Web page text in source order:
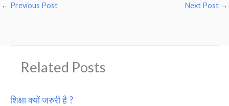
← Previous Post Next Post →
Related Posts
शिक्षा क्यों जरुरी है ?